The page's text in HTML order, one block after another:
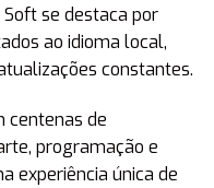
Soft se destaca por
ao idioma local,
constantes.
centenas de
programação e
experiência única de